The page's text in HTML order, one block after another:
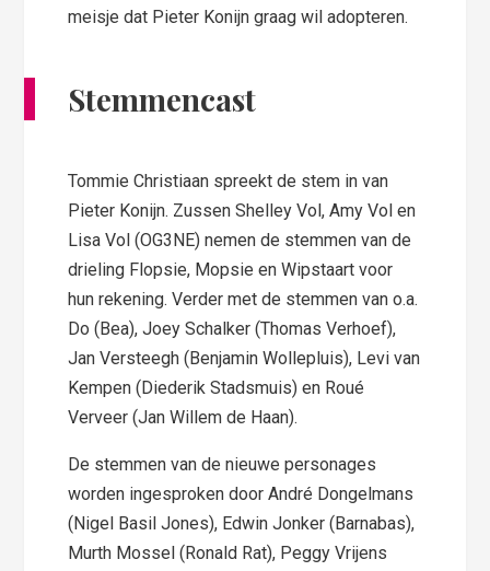
meisje dat Pieter Konijn graag wil adopteren.
Stemmencast
Tommie Christiaan spreekt de stem in van
Pieter Konijn. Zussen Shelley Vol, Amy Vol en
Lisa Vol (OG3NE) nemen de stemmen van de
drieling Flopsie, Mopsie en Wipstaart voor
hun rekening. Verder met de stemmen van o.a.
Do (Bea), Joey Schalker (Thomas Verhoef),
Jan Versteegh (Benjamin Wollepluis), Levi van
Kempen (Diederik Stadsmuis) en Roué
Verveer (Jan Willem de Haan).
De stemmen van de nieuwe personages
worden ingesproken door André Dongelmans
(Nigel Basil Jones), Edwin Jonker (Barnabas),
Murth Mossel (Ronald Rat), Peggy Vrijens